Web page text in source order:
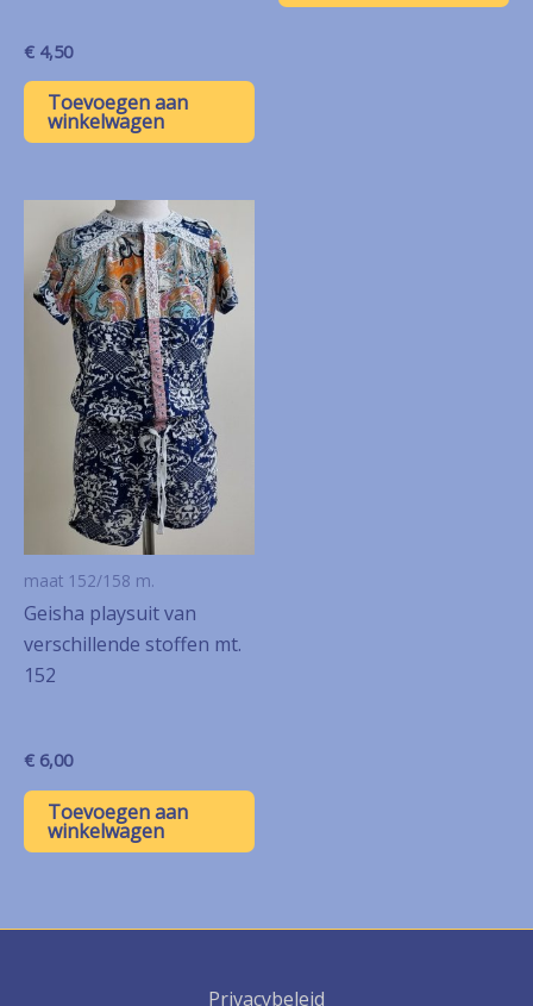
€ 4,50
Toevoegen aan
winkelwagen
maat 152/158 m.
Geisha playsuit van
verschillende stoffen mt.
152
€ 6,00
Toevoegen aan
winkelwagen
Privacybeleid